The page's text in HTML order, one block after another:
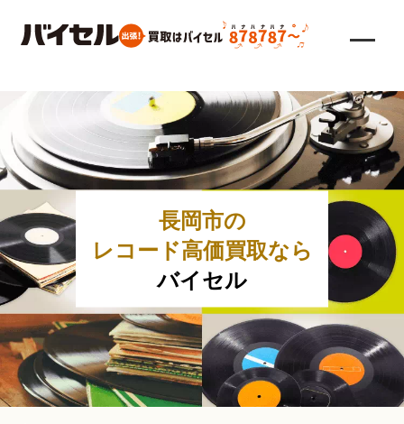
長岡市の
レコード高価買取なら
バイセル